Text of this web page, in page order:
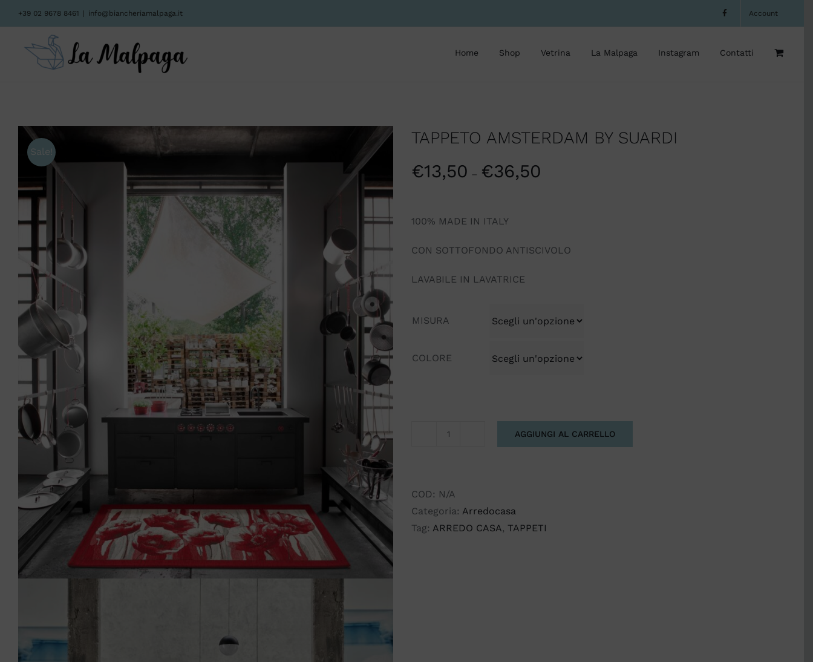
al
contenuto
+39 02 9678 8461 info@biancheriamalpaga.it Account
Home Shop Vetrina La Malpaga Instagram Contatti
Sale!
TAPPETO AMSTERDAM BY SUARDI
€13,50 – €36,50
100% MADE IN ITALY
CON SOTTOFONDO ANTISCIVOLO
LAVABILE IN LAVATRICE
MISURA
COLORE
SUARDI
quantità
AGGIUNGI AL CARRELLO
COD: N/A
Categoria: Arredocasa
Tag: ARREDO CASA, TAPPETI